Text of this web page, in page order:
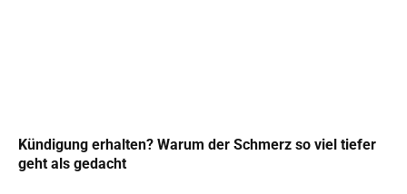
Kündigung erhalten? Warum der Schmerz so viel tiefer
geht als gedacht